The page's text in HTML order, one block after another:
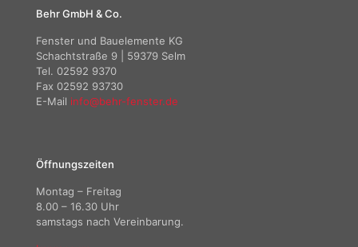
Behr GmbH & Co.
Fenster und Bauelemente KG
Schachtstraße 9 | 59379 Selm
Tel. 02592 9370
Fax 02592 93730
E-Mail info@behr-fenster.de
Öffnungszeiten
Montag – Freitag
8.00 – 16.30 Uhr
samstags nach Vereinbarung.